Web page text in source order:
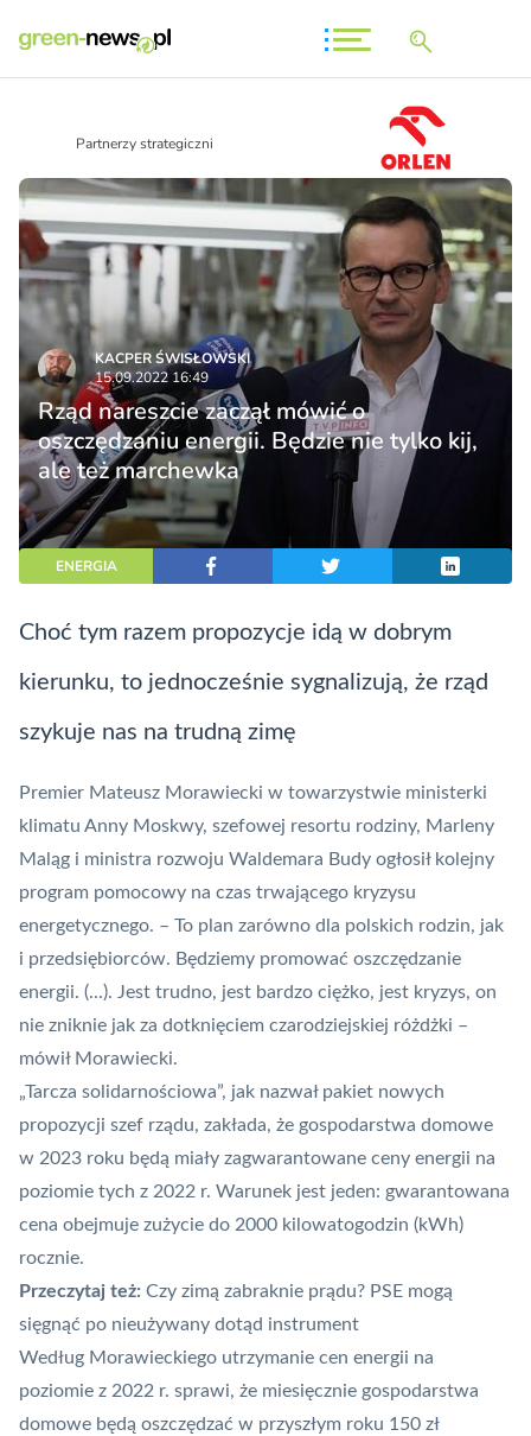
Partnerzy strategiczni
KACPER ŚWISŁO­WSKI
15.09.2022 16:49
Rząd nareszcie zaczął mówić o
oszczędzaniu energii. Będzie nie tylko kij,
ale też marchewka
ENERGIA
Choć tym razem propozycje idą w dobrym
kierunku, to jednocześnie sygnalizują, że rząd
szykuje nas na trudną zimę
Premier Mateusz Morawiecki w towarzystwie ministerki
klimatu Anny Moskwy, szefowej resortu rodziny, Marleny
Maląg i ministra rozwoju Waldemara Budy ogłosił kolejny
program pomocowy na czas trwającego kryzysu
energetycznego. – To plan zarówno dla polskich rodzin, jak
i przedsiębiorców. Będziemy promować oszczędzanie
energii. (...). Jest trudno, jest bardzo ciężko, jest kryzys, on
nie zniknie jak za dotknięciem czarodziejskiej różdżki –
mówił Morawiecki.
„Tarcza solidarnościowa”, jak nazwał pakiet nowych
propozycji szef rządu, zakłada, że gospodarstwa domowe
w 2023 roku będą miały zagwarantowane ceny energii na
poziomie tych z 2022 r. Warunek jest jeden: gwarantowana
cena obejmuje zużycie do 2000 kilowatogodzin (kWh)
rocznie.
Przeczytaj też: Czy zimą zabraknie prądu? PSE mogą
sięgnąć po nieużywany dotąd instrument
Według Morawieckiego utrzymanie cen energii na
poziomie z 2022 r. sprawi, że miesięcznie gospodarstwa
domowe będą oszczędzać w przyszłym roku 150 zł